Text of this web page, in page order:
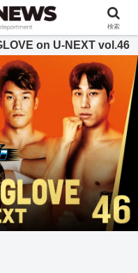
ート] 公式サイト
on U-NEXT vol.46
検索